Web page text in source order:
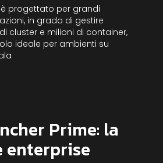
è progettato per grandi
in grado di gestire
cluster e milioni di container,
ideale per ambienti su
Prime: la
enterprise